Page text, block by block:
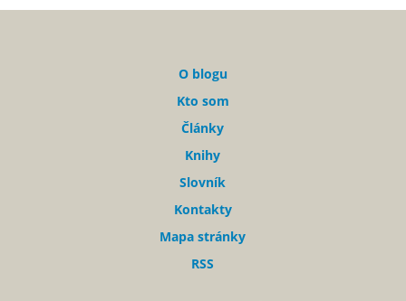
O blogu
Kto som
Články
Knihy
Slovník
Kontakty
Mapa stránky
RSS